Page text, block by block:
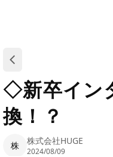
◇新卒イン
換！？
株 株式会社HUGE
2024/08/09